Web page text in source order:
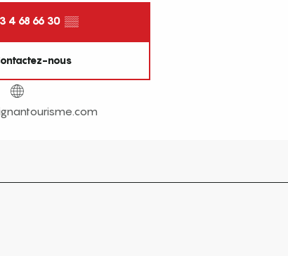
4 68 66 30 ▒▒
nous